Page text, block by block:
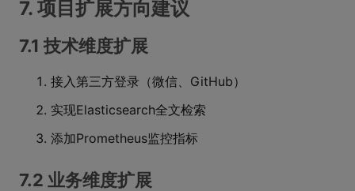
7. 项目扩展方向建议
7.1 技术维度扩展
接入第三方登录（微信、GitHub）
实现Elasticsearch全文检索
添加Prometheus监控指标
7.2 业务维度扩展